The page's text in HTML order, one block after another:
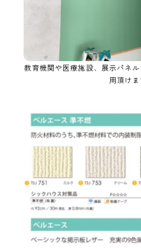
教育機関や医療施設、展示パネ
用頂けま